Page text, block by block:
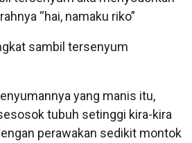
“hai, namaku riko”
sambil tersenyum
yang manis itu,
tubuh setinggi kira-kira
perawakan sedikit montok